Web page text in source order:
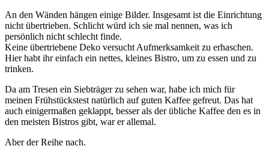
An den Wänden hängen einige Bilder. Insgesamt ist die Einrichtung
nicht übertrieben. Schlicht würd ich sie mal nennen, was ich
persönlich nicht schlecht finde.
Keine übertriebene Deko versucht Aufmerksamkeit zu erhaschen.
Hier habt ihr einfach ein nettes, kleines Bistro, um zu essen und zu
trinken.
Da am Tresen ein Siebträger zu sehen war, habe ich mich für
meinen Frühstückstest natürlich auf guten Kaffee gefreut. Das hat
auch einigermaßen geklappt, besser als der übliche Kaffee den es in
den meisten Bistros gibt, war er allemal.
Aber der Reihe nach.